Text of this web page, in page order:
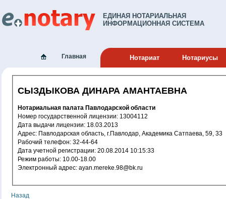
ЕДИНАЯ НОТАРИАЛЬНАЯ
ИНФОРМАЦИОННАЯ СИСТЕМА
Главная Нотариат Нотариусы
СЫЗДЫКОВА ДИНАРА АМАНТАЕВНА
Нотариальная палата Павлодарской области
Номер государственной лицензии: 13004112
Дата выдачи лицензии: 18.03.2013
Адрес: Павлодарская область, г.Павлодар, Академика Сатпаева, 59, 33
Рабочий телефон: 32-44-64
Дата учетной регистрации: 20.08.2014 10:15:33
Режим работы: 10.00-18.00
Электронный адрес: ayan.mereke.98@bk.ru
Назад